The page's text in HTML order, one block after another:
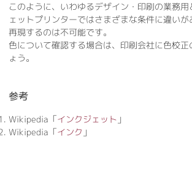
このように、いわゆるデザイン・印刷の業務
ェットプリンターではさまざまな条件に違い
再現するのは不可能です。
色について確認する場合は、印刷会社に色校
ょう。
参考
Wikipedia「インクジェット 」
Wikipedia「インク 」